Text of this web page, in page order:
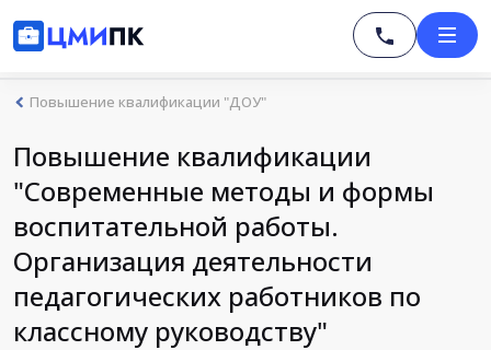
Повышение квалификации "ДОУ"
Повышение квалификации
"Современные методы и формы
воспитательной работы.
Организация деятельности
педагогических работников по
классному руководству"